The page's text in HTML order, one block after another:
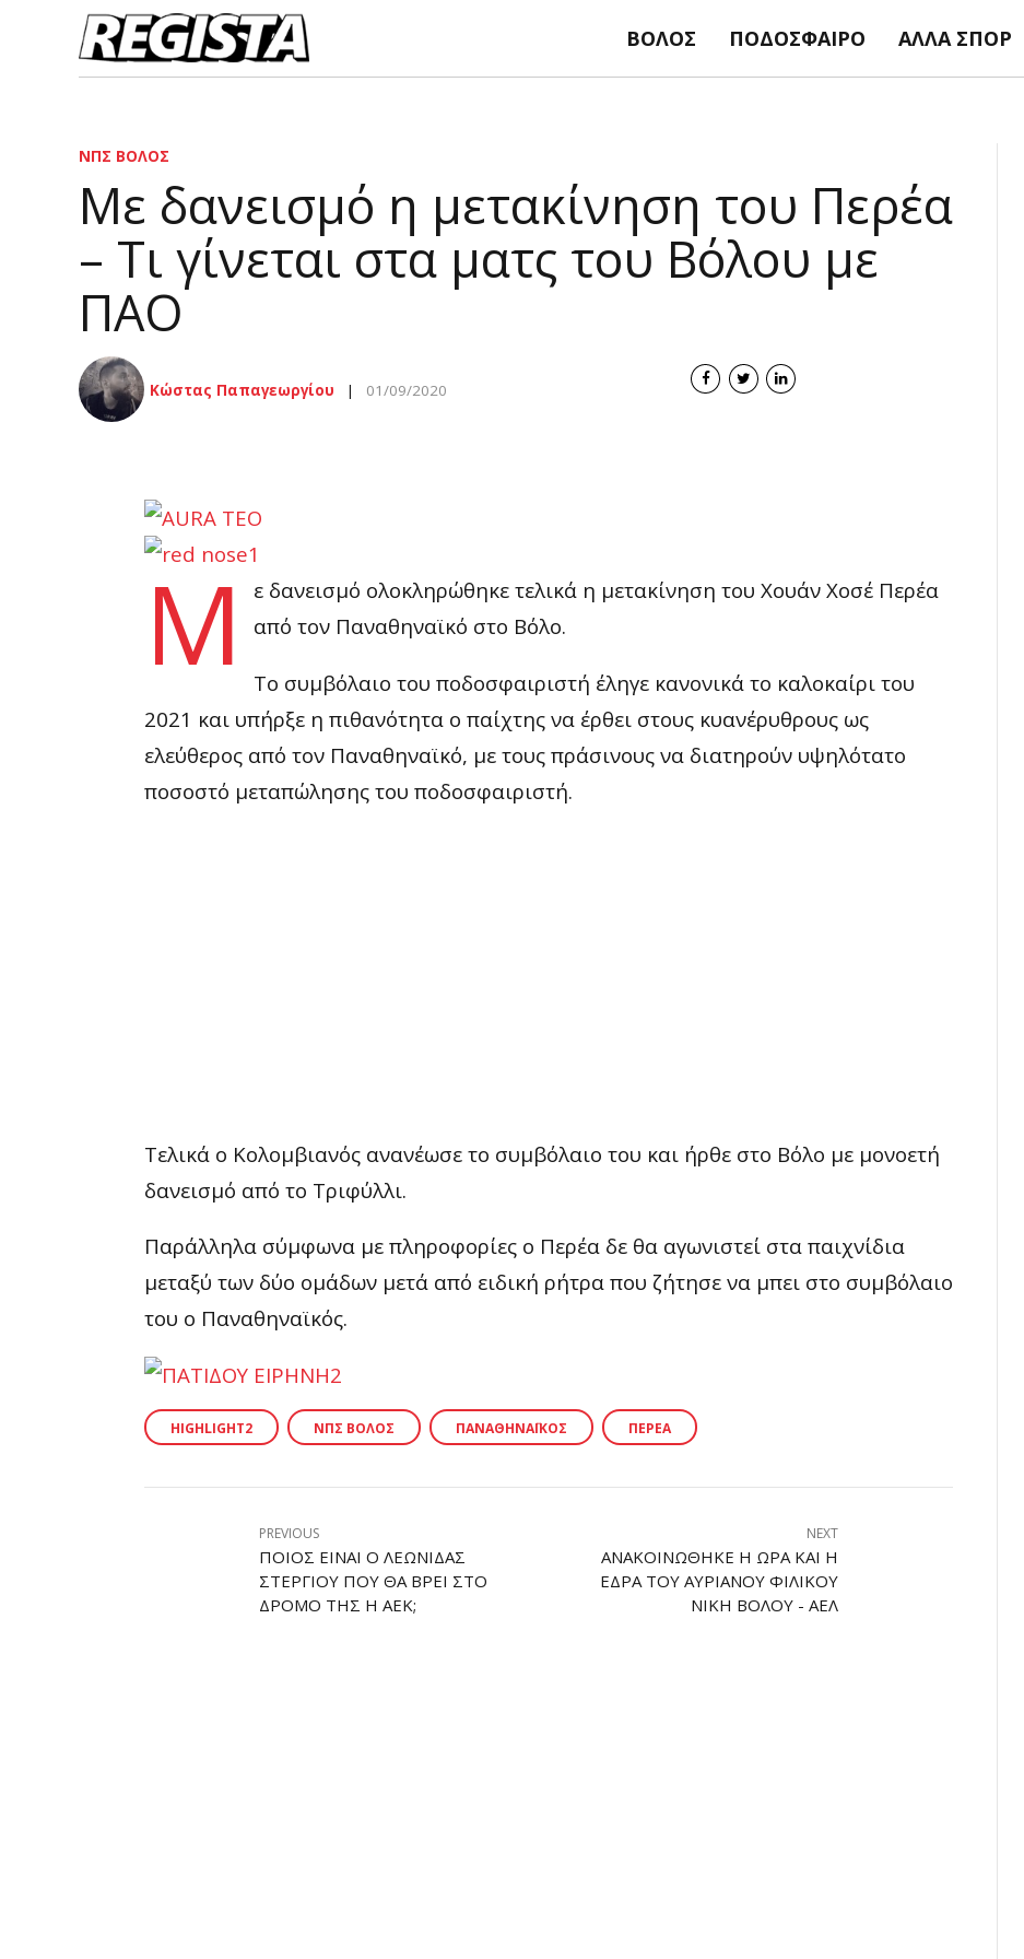
ΒΌΛΟΣ ΠΟΔΌΣΦΑΙΡΟ ΆΛΛΑ ΣΠΟΡ
ΝΠΣ ΒΌΛΟΣ
Με δανεισμό η μετακίνηση του Περέα
– Τι γίνεται στα ματς του Βόλου με
ΠΑΟ
Κώστας Παπαγεωργίου 01/09/2020
Μ
ε δανεισμό ολοκληρώθηκε τελικά η μετακίνηση του Χουάν Χοσέ Περέα
από τον Παναθηναϊκό στο Βόλο.
Το συμβόλαιο του ποδοσφαιριστή έληγε κανονικά το καλοκαίρι του
2021 και υπήρξε η πιθανότητα ο παίχτης να έρθει στους κυανέρυθρους ως
ελεύθερος από τον Παναθηναϊκό, με τους πράσινους να διατηρούν υψηλότατο
ποσοστό μεταπώλησης του ποδοσφαιριστή.
Τελικά ο Κολομβιανός ανανέωσε το συμβόλαιο του και ήρθε στο Βόλο με μονοετή
δανεισμό από το Τριφύλλι.
Παράλληλα σύμφωνα με πληροφορίες ο Περέα δε θα αγωνιστεί στα παιχνίδια
μεταξύ των δύο ομάδων μετά από ειδική ρήτρα που ζήτησε να μπει στο συμβόλαιο
του ο Παναθηναϊκός.
HIGHLIGHT2 ΝΠΣ ΒΌΛΟΣ ΠΑΝΑΘΗΝΑΪΚΌΣ ΠΕΡΈΑ
PREVIOUS
ΠΟΙΟΣ ΕΊΝΑΙ Ο ΛΕΩΝΊΔΑΣ
ΣΤΕΡΓΊΟΥ ΠΟΥ ΘΑ ΒΡΕΙ ΣΤΟ
ΔΡΌΜΟ ΤΗΣ Η ΑΕΚ;
NEXT
ΑΝΑΚΟΙΝΏΘΗΚΕ Η ΏΡΑ ΚΑΙ Η
ΈΔΡΑ ΤΟΥ ΑΥΡΙΑΝΟΎ ΦΙΛΙΚΟΎ
ΝΊΚΗ ΒΌΛΟΥ - ΑΕΛ